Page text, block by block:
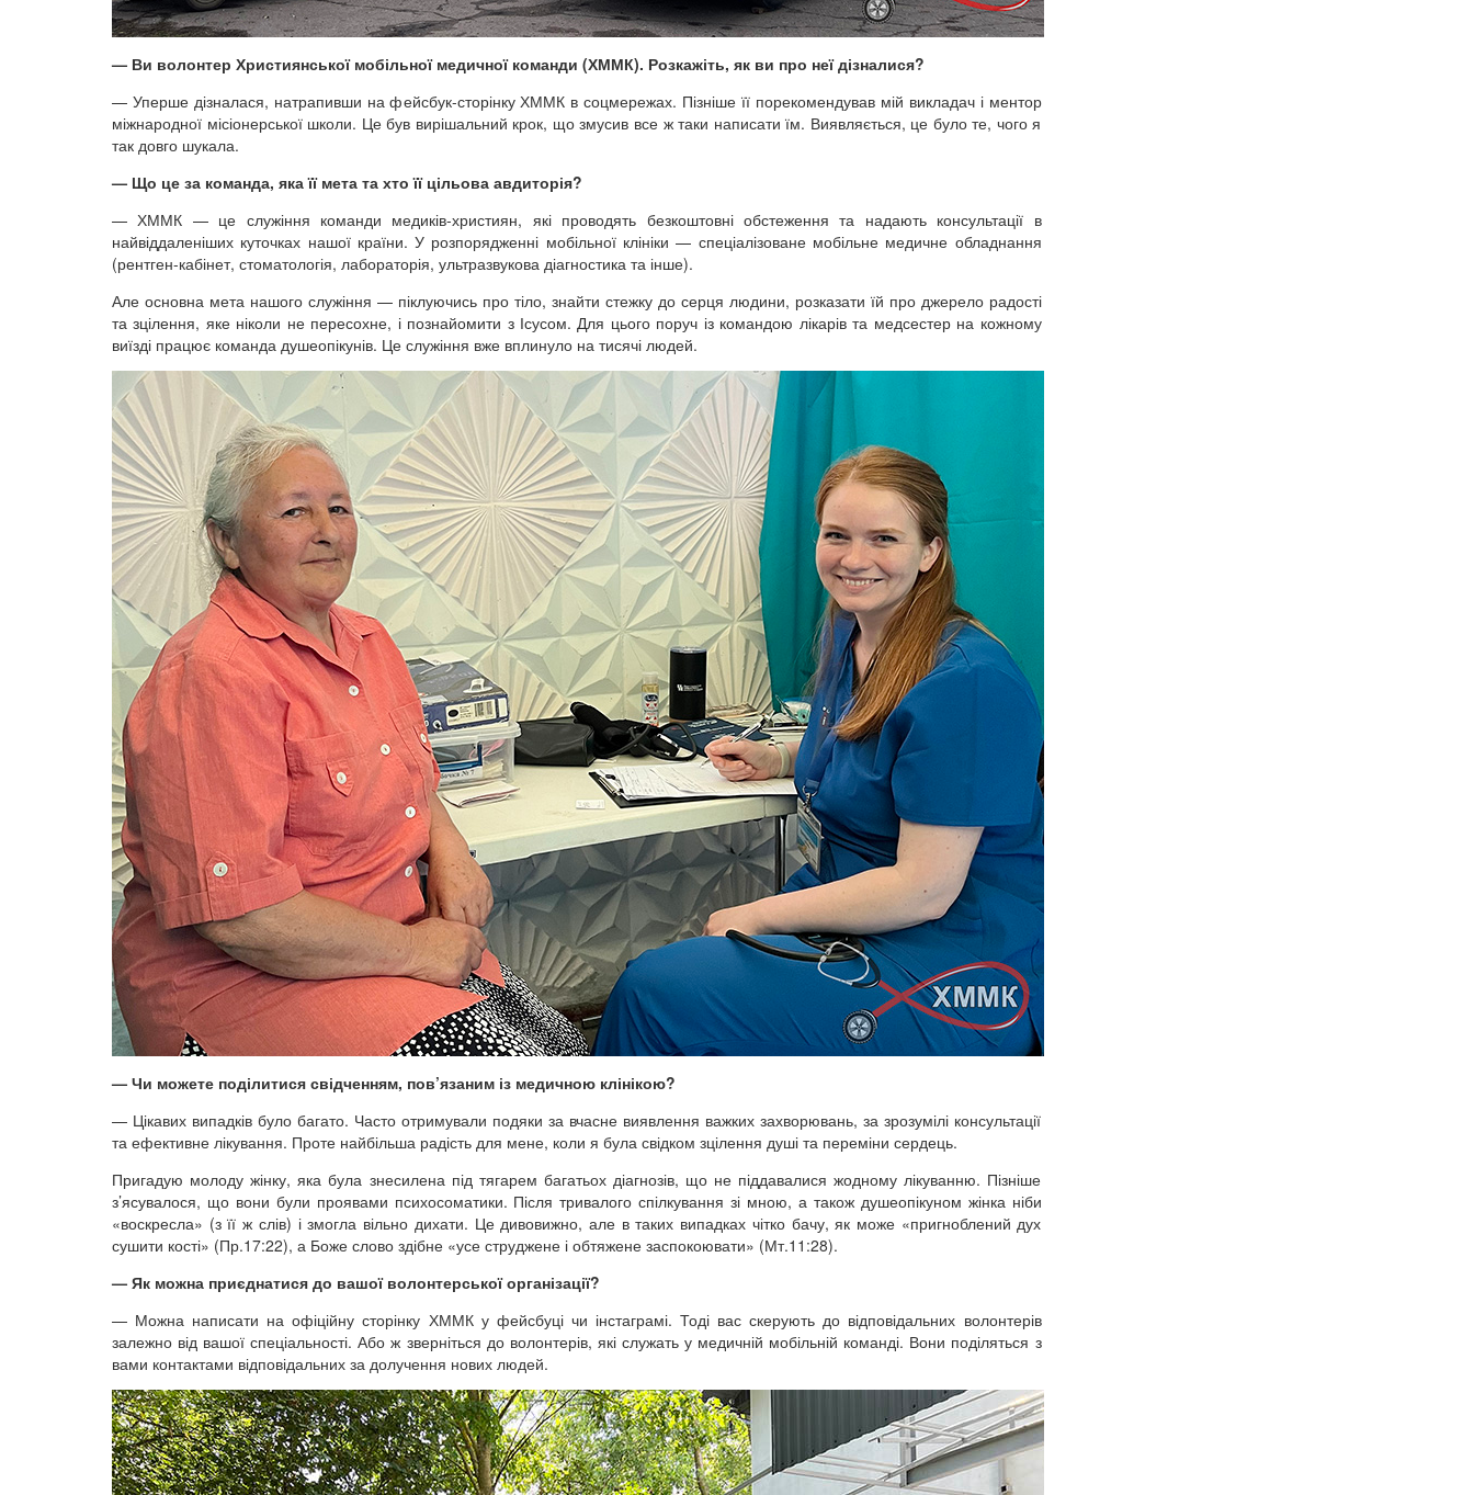
— Ви волонтер Християнської мобільної медичної команди (ХММК). Розкажіть, як ви про неї дізналися?
— Уперше дізналася, натрапивши на фейсбук-сторінку ХММК в соцмережах. Пізніше її порекомендував мій викладач і ментор
міжнародної місіонерської школи. Це був вирішальний крок, що змусив все ж таки написати їм. Виявляється, це було те, чого я
так довго шукала.
— Що це за команда, яка її мета та хто її цільова авдиторія?
— ХММК — це служіння команди медиків-християн, які проводять безкоштовні обстеження та надають консультації в
найвіддаленіших куточках нашої країни. У розпорядженні мобільної клініки — спеціалізоване мобільне медичне обладнання
(рентген-кабінет, стоматологія, лабораторія, ультразвукова діагностика та інше).
Але основна мета нашого служіння — піклуючись про тіло, знайти стежку до серця людини, розказати їй про джерело радості
та зцілення, яке ніколи не пересохне, і познайомити з Ісусом. Для цього поруч із командою лікарів та медсестер на кожному
виїзді працює команда душеопікунів. Це служіння вже вплинуло на тисячі людей.
— Чи можете поділитися свідченням, пов’язаним із медичною клінікою?
— Цікавих випадків було багато. Часто отримували подяки за вчасне виявлення важких захворювань, за зрозумілі консультації
та ефективне лікування. Проте найбільша радість для мене, коли я була свідком зцілення душі та переміни сердець.
Пригадую молоду жінку, яка була знесилена під тягарем багатьох діагнозів, що не піддавалися жодному лікуванню. Пізніше
з’ясувалося, що вони були проявами психосоматики. Після тривалого спілкування зі мною, а також душеопікуном жінка ніби
«воскресла» (з її ж слів) і змогла вільно дихати. Це дивовижно, але в таких випадках чітко бачу, як може «пригноблений дух
сушити кості» (Пр.17:22), а Боже слово здібне «усе струджене і обтяжене заспокоювати» (Мт.11:28).
— Як можна приєднатися до вашої волонтерської організації?
— Можна написати на офіційну сторінку ХММК у фейсбуці чи інстаграмі. Тоді вас скерують до відповідальних волонтерів
залежно від вашої спеціальності. Або ж зверніться до волонтерів, які служать у медичній мобільній команді. Вони поділяться з
вами контактами відповідальних за долучення нових людей.